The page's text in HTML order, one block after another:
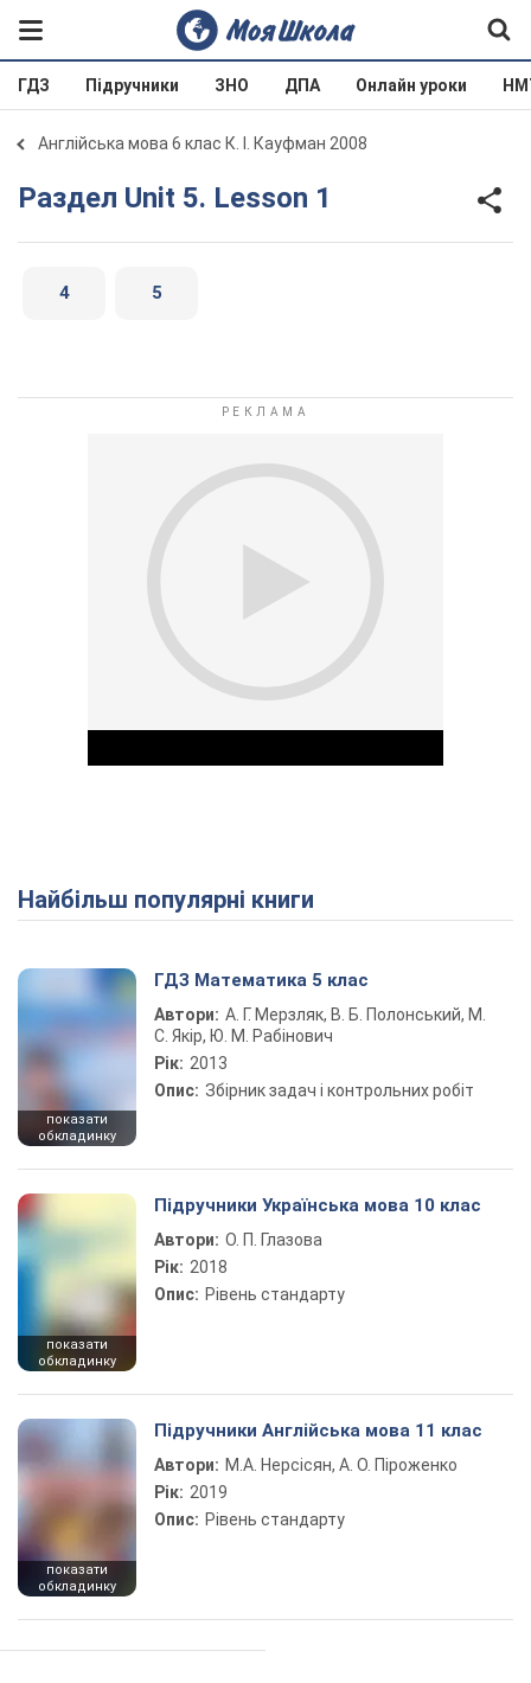
ГДЗ Підручники ЗНО ДПА Онлайн уроки
Англійська мова 6 клас К. І. Кауфман 2008
Раздел Unit 5. Lesson 1
4 5
Play Video
Найбільш популярні книги
показати
обкладинку
ГДЗ Математика 5 клас
Автори: А. Г. Мерзляк, В. Б. Полонський, М.
С. Якір, Ю. М. Рабінович
Рік: 2013
Опис: Збірник задач і контрольних робіт
показати
обкладинку
Підручники Українська мова 10 клас
Автори: О. П. Глазова
Рік: 2018
Опис: Рівень стандарту
показати
обкладинку
Підручники Англійська мова 11 клас
Автори: М.А. Нерсісян, А. О. Піроженко
Рік: 2019
Опис: Рівень стандарту